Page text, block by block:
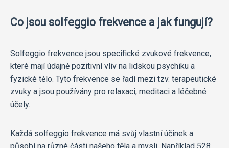
Co jsou solfeggio frekvence a jak fungují?
Solfeggio frekvence jsou specifické zvukové frekvence,
které mají údajně pozitivní vliv na lidskou psychiku a
fyzické tělo. Tyto frekvence se řadí mezi tzv. terapeutické
zvuky a jsou používány pro relaxaci, meditaci a léčebné
účely.
Každá solfeggio frekvence má svůj vlastní účinek a